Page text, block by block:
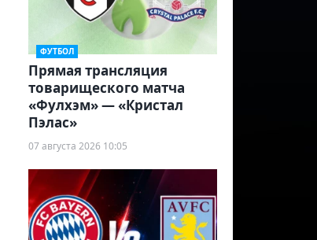
ФУТБОЛ
Прямая трансляция
товарищеского матча
«Фулхэм» — «Кристал
Пэлас»
07 августа 2026 10:05